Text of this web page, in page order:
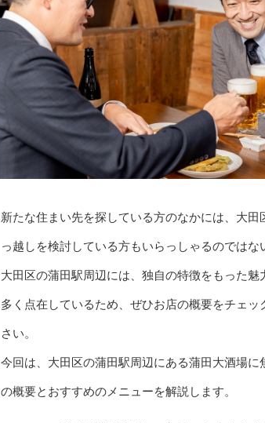
新たな住まい先を探している方のなかには、大田
っ越しを検討している方もいらっしゃるのではな
大田区の蒲田駅周辺には、独自の特徴をもった魅
多く点在しているため、ぜひお店の概要をチェッ
さい。
今回は、大田区の蒲田駅周辺にある蒲田大酒場に
の概要とおすすめのメニューを解説します。